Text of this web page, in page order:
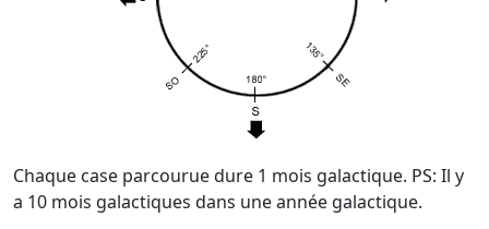
Chaque case parcourue dure 1 mois galactique. PS: Il y
a 10 mois galactiques dans une année galactique.